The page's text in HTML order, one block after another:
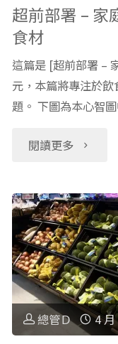
備
物
資
單：
飲
食
(2)
超前部署 – 家
食材
這篇是 [超前部署 –
元，本篇將專注於
題。 下圖為本心智
閱讀更多
"超
部
署
–
家
總管Ｄ 4